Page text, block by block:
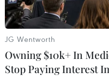
#giáo sỹ Hồi giáo
JG Wentworth
Owning $10k+ In
Stop Paying Interest